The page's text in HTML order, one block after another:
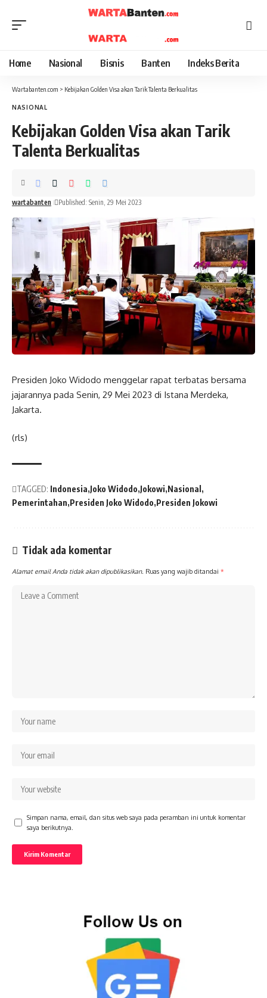
Home Nasional Bisnis Banten Indeks Berita
Wartabanten.com > Kebijakan Golden Visa akan Tarik Talenta Berkualitas
NASIONAL
Kebijakan Golden Visa akan Tarik
Talenta Berkualitas
wartabanten Published: Senin, 29 Mei 2023
Presiden Joko Widodo menggelar rapat terbatas bersama
jajarannya pada Senin, 29 Mei 2023 di Istana Merdeka,
Jakarta.
(rls)
TAGGED: Indonesia Joko Widodo Jokowi Nasional
Pemerintahan Presiden Joko Widodo Presiden Jokowi
Tidak ada komentar
Alamat email Anda tidak akan dipublikasikan. Ruas yang wajib ditandai *
Simpan nama, email, dan situs web saya pada peramban ini untuk komentar
saya berikutnya.